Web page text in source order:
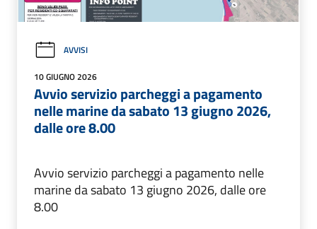
AVVISI
10 GIUGNO 2026
Avvio servizio parcheggi a pagamento
nelle marine da sabato 13 giugno 2026,
dalle ore 8.00
Avvio servizio parcheggi a pagamento nelle
marine da sabato 13 giugno 2026, dalle ore
8.00